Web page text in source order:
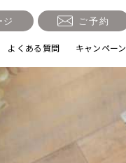
ジ ご予約
十三祝い・十三参り
よくある質問 キャンペーン